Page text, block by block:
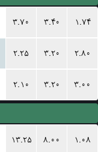
۳.۷۰ ۳.۴۰ ۱.۷۴
۲.۲۵ ۳.۲۰ ۲.۸۰
۲.۱۰ ۳.۲۰ ۳.۰۰
۱۳.۲۵ ۸.۰۰ ۱.۰۸